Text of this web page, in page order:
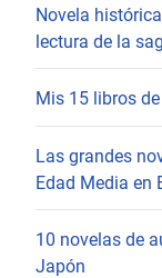
Novela
lectura de la
Mis 15 libros
Las grandes
Edad Media en
10 novelas de
Japón